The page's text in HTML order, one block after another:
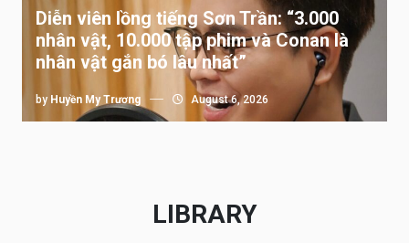
Diễn viên lồng tiếng Sơn Trần: “3.000
nhân vật, 10.000 tập phim và Conan là
nhân vật gắn bó lâu nhất”
by Huyền My Trương August 6, 2026
LIBRARY